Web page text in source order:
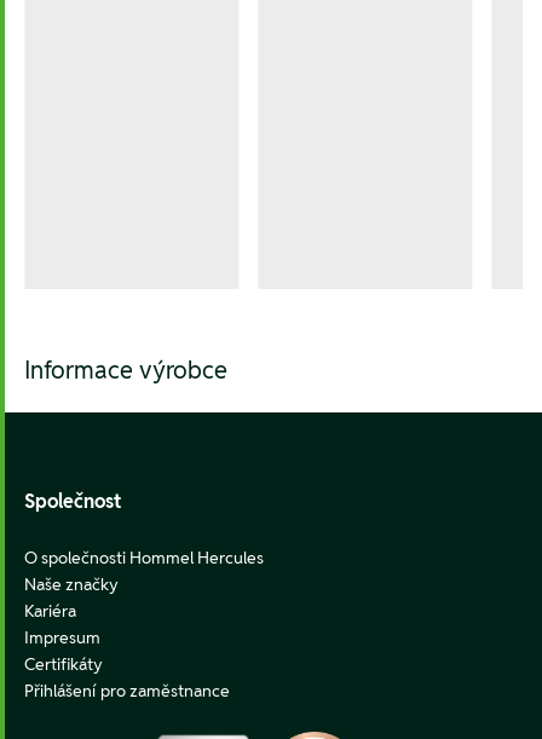
Informace výrobce
Společnost
O společnosti Hommel Hercules
Naše značky
Kariéra
Impresum
Certifikáty
Přihlášení pro zaměstnance